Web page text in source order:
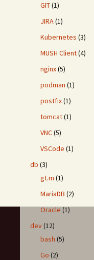
GIT(1)
JIRA(1)
Kubernetes (3)
MUSH Client(4)
nginx(5)
podman (1)
postfix(1)
tomcat(1)
VNC(5)
VSCode (1)
db (3)
gt.m (1)
MariaDB (2)
Oracle(1)
dev(12)
bash (5)
Go (2)